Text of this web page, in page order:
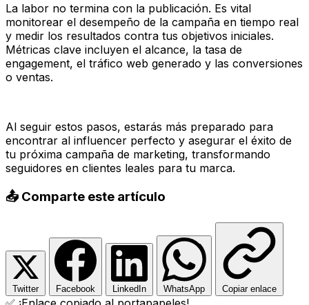
La labor no termina con la publicación. Es vital
monitorear el desempeño de la campaña en tiempo real
y medir los resultados contra tus objetivos iniciales.
Métricas clave incluyen el alcance, la tasa de
engagement, el tráfico web generado y las conversiones
o ventas.
Al seguir estos pasos, estarás más preparado para
encontrar al influencer perfecto y asegurar el éxito de
tu próxima campaña de marketing, transformando
seguidores en clientes leales para tu marca.
📤 Comparte este artículo
Twitter Facebook LinkedIn WhatsApp Copiar enlace